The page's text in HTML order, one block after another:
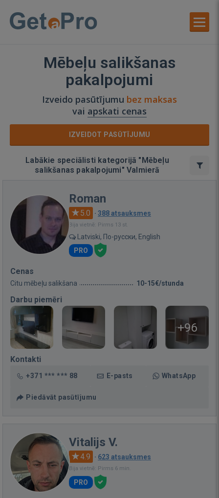
Mēbeļu salikšanas
pakalpojumi
Izveido pasūtījumu bez maksas
vai apskati cenas
IZVEIDOT PASŪTĪJUMU
Labākie speciālisti kategorijā "Mēbeļu
salikšanas pakalpojumi" Valmierā
Roman
5.0 · 388 atsauksmes
Bija vietnē: Pirms 13 st.
Latviski, По-русски, English
PRO
Cenas
Citu mēbeļu salikšana 10-15€/stunda
Darbu piemēri
+96
Kontakti
+371 *** *** 88 E-pasts WhatsApp
Piedāvāt pasūtījumu
Vitalijs V.
4.9 · 623 atsauksmes
Bija vietnē: Pirms 6 min.
PRO